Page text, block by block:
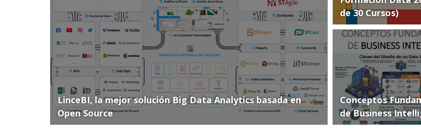
LinceBI, la mejor solución Big Data Analytics basada en
Open Source
de 30 Cursos)
Conceptos
de Business